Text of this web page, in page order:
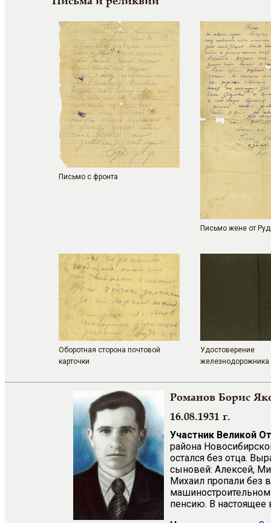
Письмо с фронта
Письмо жене от
Оборотная сторона почтовой
карточки
Удостоверение
железнодорожника
Романов Борис
16.08.1931 г.
Участник Великой
района
остался без отца.
сыновей: Алексей,
Михаил пропали без
пенсию. В настоящее